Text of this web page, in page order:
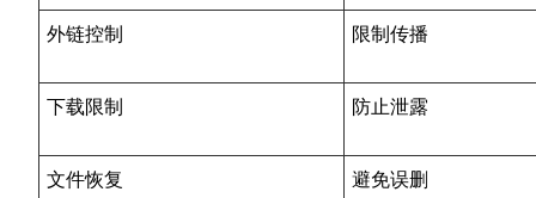
外链控制 限制传播
下载限制 防止泄露
文件恢复 避免误删